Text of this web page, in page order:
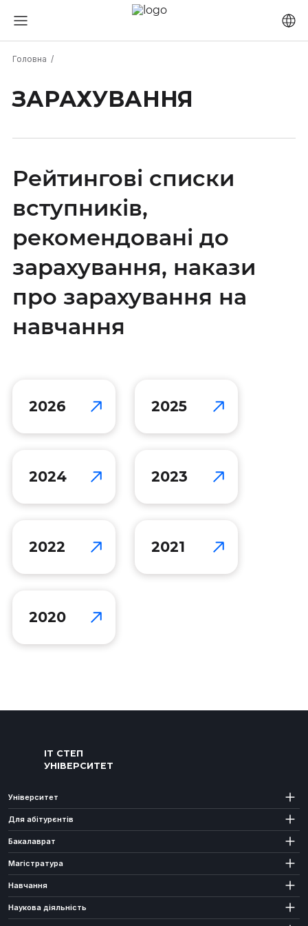
Головна
ЗАРАХУВАННЯ
Рейтингові списки
вступників,
рекомендовані до
зарахування, накази
про зарахування на
навчання
2026 2025
2024 2023
2022 2021
2020
ІТ СТЕП
УНІВЕРСИТЕТ
Університет
Для абітурєнтів
Бакалаврат
Магістратура
Навчання
Наукова діяльність